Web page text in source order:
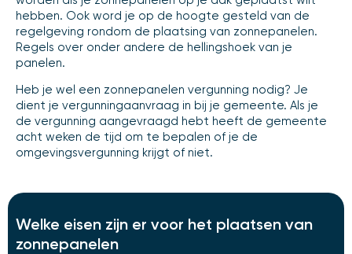
hebben. Ook word je op de hoogte gesteld van de
regelgeving rondom de plaatsing van zonnepanelen.
Regels over onder andere de hellingshoek van je
panelen.
Heb je wel een zonnepanelen vergunning nodig? Je
dient je vergunningaanvraag in bij je gemeente. Als je
de vergunning aangevraagd hebt heeft de gemeente
acht weken de tijd om te bepalen of je de
omgevingsvergunning krijgt of niet.
Welke eisen zijn er voor het plaatsen van
zonnepanelen